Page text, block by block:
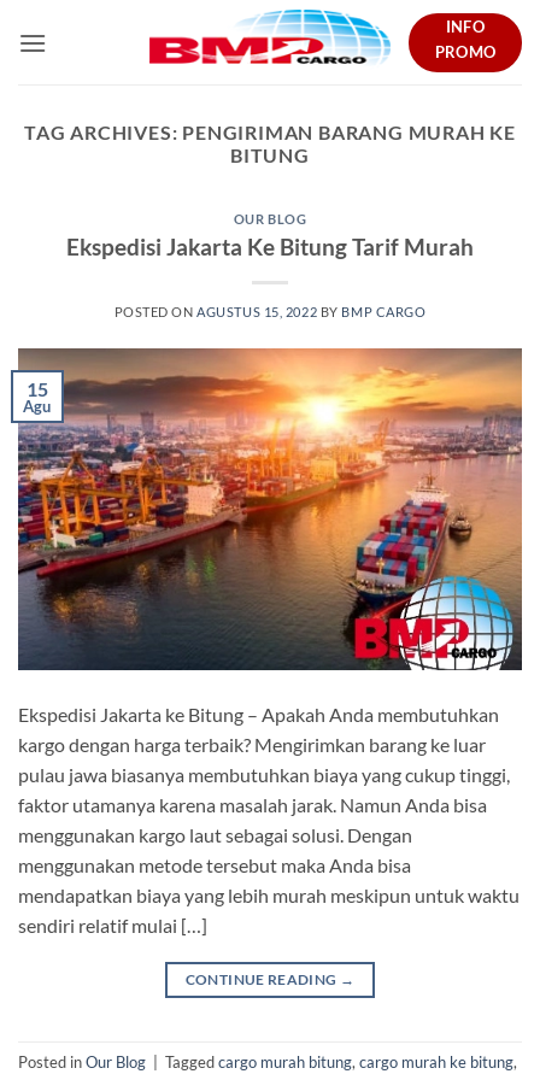
INFO
PROMO
TAG ARCHIVES: PENGIRIMAN BARANG MURAH KE
BITUNG
OUR BLOG
Ekspedisi Jakarta Ke Bitung Tarif Murah
POSTED ON AGUSTUS 15, 2022 BY BMP CARGO
15
Agu
Ekspedisi Jakarta ke Bitung – Apakah Anda membutuhkan
kargo dengan harga terbaik? Mengirimkan barang ke luar
pulau jawa biasanya membutuhkan biaya yang cukup tinggi,
faktor utamanya karena masalah jarak. Namun Anda bisa
menggunakan kargo laut sebagai solusi. Dengan
menggunakan metode tersebut maka Anda bisa
mendapatkan biaya yang lebih murah meskipun untuk waktu
sendiri relatif mulai […]
CONTINUE READING →
Posted inOur Blog Taggedcargo murah bitung,cargo murah ke bitung,